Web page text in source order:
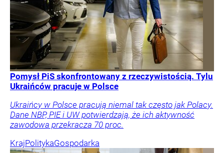
Pomysł PiS skonfrontowany z rzeczywistością. Tylu
Ukraińców pracuje w Polsce
Ukraińcy w Polsce pracują niemal tak często jak Polacy.
Dane NBP, PIE i UW potwierdzają, że ich aktywność
zawodowa przekracza 70 proc.
KrajPolitykaGospodarka